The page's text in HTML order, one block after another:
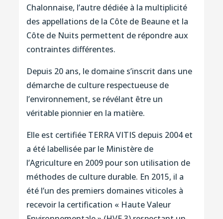
Chalonnaise, l’autre dédiée à la multiplicité
des appellations de la Côte de Beaune et la
Côte de Nuits permettent de répondre aux
contraintes différentes.
Depuis 20 ans, le domaine s’inscrit dans une
démarche de culture respectueuse de
l’environnement, se révélant être un
véritable pionnier en la matière.
Elle est certifiée TERRA VITIS depuis 2004 et
a été labellisée par le Ministère de
l’Agriculture en 2009 pour son utilisation de
méthodes de culture durable. En 2015, il a
été l’un des premiers domaines viticoles à
recevoir la certification « Haute Valeur